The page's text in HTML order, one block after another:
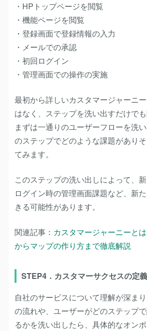
・HPトップページを閲覧
・機能ページを閲覧
・登録画面で登録情報の入力
・メールでの承認
・初回ログイン
・管理画面での操作の実施
最初から詳しいカスタマージャーニ
はなく、ステップを洗い出すだけでも
まずは一通りのユーザーフローを洗
のステップでどのような課題があり
てみます。
このステップの洗い出しによって、
ログイン時の管理画面課題など、新
きる可能性があります。
関連記事： カスタマージャーニーと
からマップの作り方まで徹底解説
STEP4．カスタマーサクセスの定
自社のサービスについて理解が深ま
の流れや、ユーザーがどのステップ
るかを洗い出したら、具体的なオン